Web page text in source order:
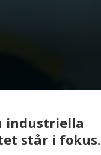
industriella
står i fokus.